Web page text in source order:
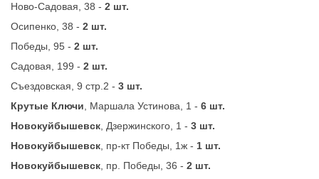
Ново-Садовая, 38 - 2 шт.
Осипенко, 38 - 2 шт.
Победы, 95 - 2 шт.
Садовая, 199 - 2 шт.
Съездовская, 9 стр.2 - 3 шт.
Крутые Ключи , Маршала Устинова, 1 - 6 шт.
Новокуйбышевск , Дзержинского, 1 - 3 шт.
Новокуйбышевск , пр-кт Победы, 1ж - 1 шт.
Новокуйбышевск , пр. Победы, 36 - 2 шт.